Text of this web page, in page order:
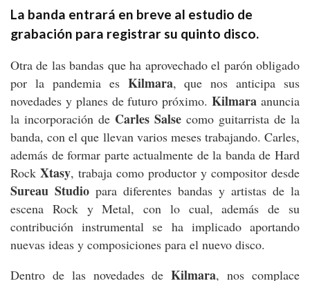
La banda entrará en breve al estudio de
grabación para registrar su quinto disco.
Otra de las bandas que ha aprovechado el parón obligado
por la pandemia es Kilmara, que nos anticipa sus
novedades y planes de futuro próximo.Kilmara anuncia
la incorporación de Carles Salse como guitarrista de la
banda, con el que llevan varios meses trabajando. Carles,
además de formar parte actualmente de la banda de Hard
Rock Xtasy, trabaja como productor y compositor desde
Sureau Studio para diferentes bandas y artistas de la
escena Rock y Metal, con lo cual, además de su
contribución instrumental se ha implicado aportando
nuevas ideas y composiciones para el nuevo disco.
Dentro de las novedades deKilmara, nos complace